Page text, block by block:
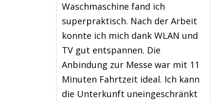
Waschmaschine fand ich
superpraktisch. Nach der Arbeit
konnte ich mich dank WLAN und
TV gut entspannen. Die
Anbindung zur Messe war mit 11
Minuten Fahrtzeit ideal. Ich kann
die Unterkunft uneingeschränkt